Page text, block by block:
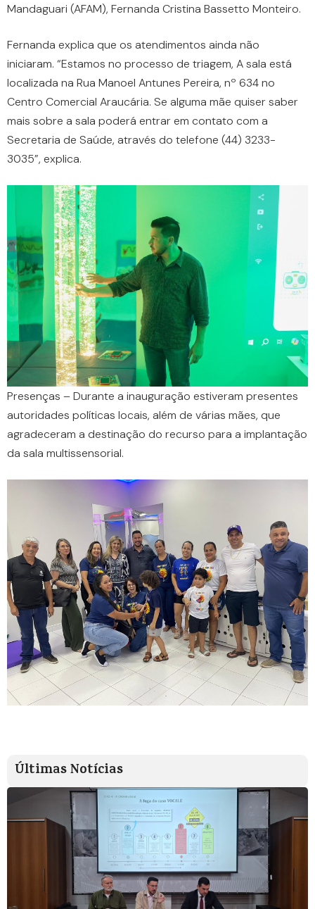
Mandaguari (AFAM), Fernanda Cristina Bassetto Monteiro.
Fernanda explica que os atendimentos ainda não
iniciaram. “Estamos no processo de triagem, A sala está
localizada na Rua Manoel Antunes Pereira, nº 634 no
Centro Comercial Araucária. Se alguma mãe quiser saber
mais sobre a sala poderá entrar em contato com a
Secretaria de Saúde, através do telefone (44) 3233-
3035”, explica.
Presenças – Durante a inauguração estiveram presentes
autoridades políticas locais, além de várias mães, que
agradeceram a destinação do recurso para a implantação
da sala multissensorial.
Últimas Notícias